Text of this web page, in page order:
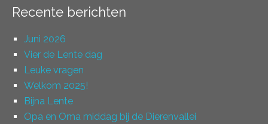
Recente berichten
Juni 2026
Vier de Lente dag
Leuke vragen
Welkom 2025!
Bijna Lente
Opa en Oma middag bij de Dierenvallei